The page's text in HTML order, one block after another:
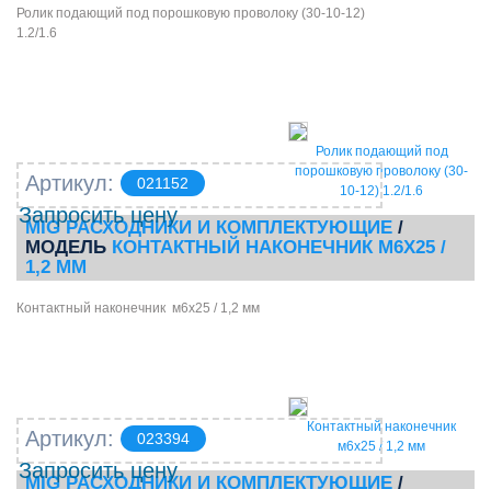
Ролик подающий под порошковую проволоку (30-10-12)
1.2/1.6
Ролик подающий под
порошковую проволоку (30-
10-12) 1.2/1.6
Артикул: 021152
Запросить цену
MIG РАСХОДНИКИ И КОМПЛЕКТУЮЩИЕ /
МОДЕЛЬ КОНТАКТНЫЙ НАКОНЕЧНИК М6Х25 /
1,2 ММ
Контактный наконечник м6х25 / 1,2 мм
Контактный наконечник
м6х25 / 1,2 мм
Артикул: 023394
Запросить цену
MIG РАСХОДНИКИ И КОМПЛЕКТУЮЩИЕ /